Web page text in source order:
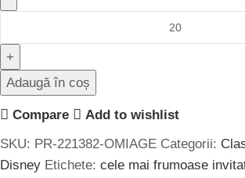
Adaugă în coș
Compare
Add to wishlist
SKU: PR-221382-OMIAGE Categorii:
Disney Etichete: cele mai frumoase